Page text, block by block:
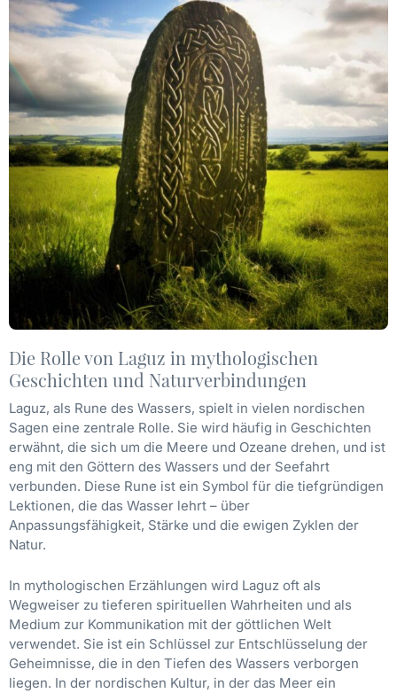
Die Rolle von Laguz in mythologischen
Geschichten und Naturverbindungen
Laguz, als Rune des Wassers, spielt in vielen nordischen
Sagen eine zentrale Rolle. Sie wird häufig in Geschichten
erwähnt, die sich um die Meere und Ozeane drehen, und ist
eng mit den Göttern des Wassers und der Seefahrt
verbunden. Diese Rune ist ein Symbol für die tiefgründigen
Lektionen, die das Wasser lehrt – über
Anpassungsfähigkeit, Stärke und die ewigen Zyklen der
Natur.
In mythologischen Erzählungen wird Laguz oft als
Wegweiser zu tieferen spirituellen Wahrheiten und als
Medium zur Kommunikation mit der göttlichen Welt
verwendet. Sie ist ein Schlüssel zur Entschlüsselung der
Geheimnisse, die in den Tiefen des Wassers verborgen
liegen. In der nordischen Kultur, in der das Meer ein